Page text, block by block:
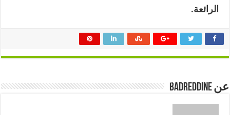
الرائعة.
عن badreddine